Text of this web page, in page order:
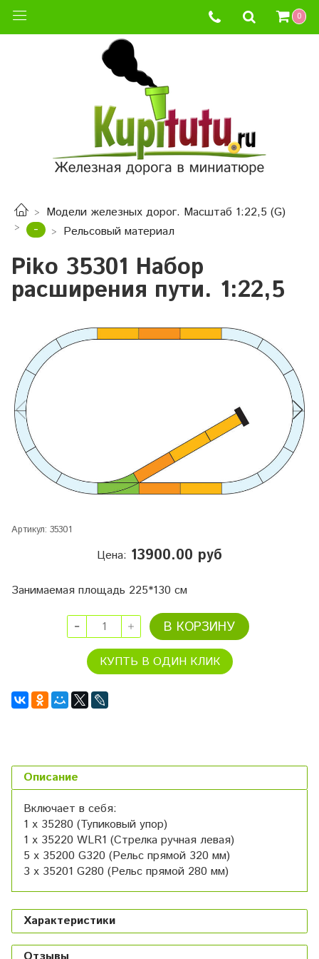
0
Модели железных дорог. Масштаб 1:22,5 (G)
- Рельсовый материал
Piko 35301 Набор
расширения пути. 1:22,5
Артикул: 35301
Цена: 13900.00 руб
Занимаемая площадь 225*130 см
В КОРЗИНУ
КУПТЬ В ОДИН КЛИК
Описание
Включает в себя:
1 x 35280 (Тупиковый упор)
1 x 35220 WLR1 (Стрелка ручная левая)
5 x 35200 G320 (Рельс прямой 320 мм)
3 x 35201 G280 (Рельс прямой 280 мм)
Характеристики